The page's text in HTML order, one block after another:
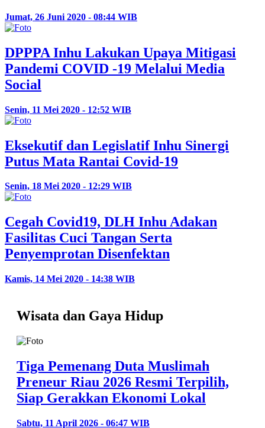
Jumat, 26 Juni 2020 - 08:44 WIB
DPPPA Inhu Lakukan Upaya Mitigasi
Pandemi COVID -19 Melalui Media
Social
Senin, 11 Mei 2020 - 12:52 WIB
Eksekutif dan Legislatif Inhu Sinergi
Putus Mata Rantai Covid-19
Senin, 18 Mei 2020 - 12:29 WIB
Cegah Covid19, DLH Inhu Adakan
Fasilitas Cuci Tangan Serta
Penyemprotan Disenfektan
Kamis, 14 Mei 2020 - 14:38 WIB
Wisata dan Gaya Hidup
Tiga Pemenang Duta Muslimah
Preneur Riau 2026 Resmi Terpilih,
Siap Gerakkan Ekonomi Lokal
Sabtu, 11 April 2026 - 06:47 WIB